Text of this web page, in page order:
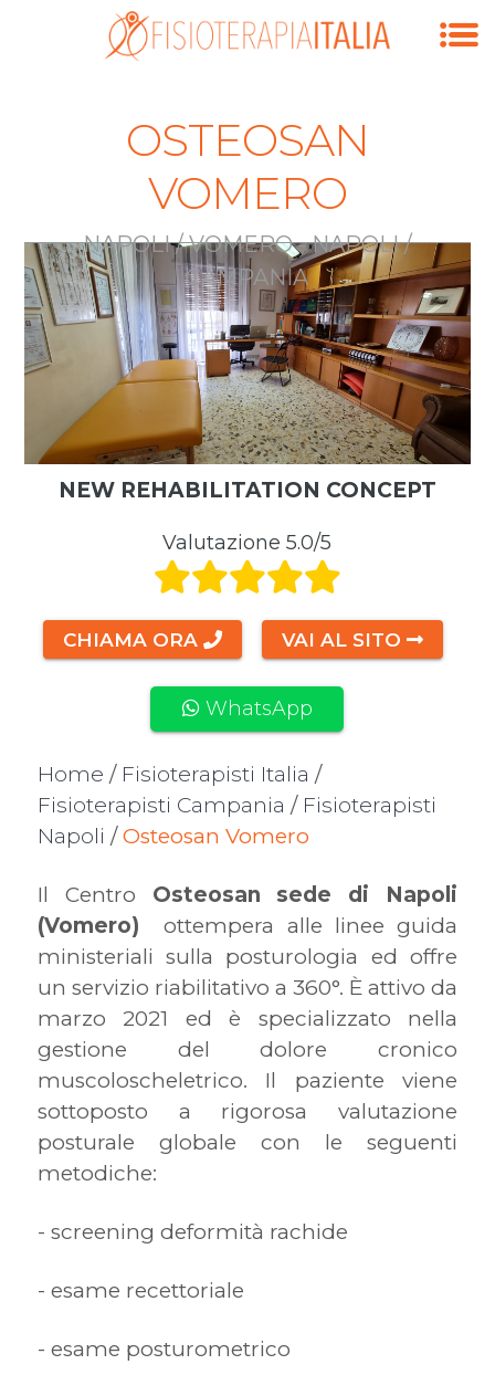
OSTEOSAN
VOMERO
NAPOLI / VOMERO - NAPOLI /
CAMPANIA
NEW REHABILITATION CONCEPT
Valutazione 5.0/5
CHIAMA ORA VAI AL SITO
WhatsApp
Home / Fisioterapisti Italia /
Fisioterapisti Campania / Fisioterapisti
Napoli /Osteosan Vomero
Il Centro Osteosan sede di Napoli
(Vomero) ottempera alle linee guida
ministeriali sulla posturologia ed offre
un servizio riabilitativo a 360°. È attivo da
marzo 2021 ed è specializzato nella
gestione del dolore cronico
muscoloscheletrico. Il paziente viene
sottoposto a rigorosa valutazione
posturale globale con le seguenti
metodiche:
- screening deformità rachide
- esame recettoriale
- esame posturometrico